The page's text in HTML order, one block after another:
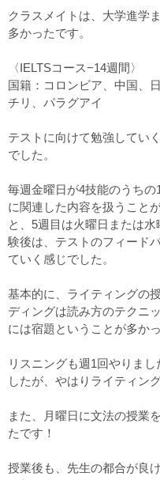
クラスメイトは、大学進学
多かったです。
〈IELTSコース−14週間〉
国籍：コロンビア、中国、
チリ、パラグアイ
テストに向けて勉強してい
でした。
毎週金曜日が4技能のうち
に関連した内容を扱うこと
と、5週目は火曜日または
験後は、テストのフィード
ていく感じでした。
基本的に、ライティングの
ディングは読み方のテクニ
には宿題ということが多かっ
リスニングも週1回やりま
したが、やはりライティン
また、月曜日に文法の授業
たです！
授業後も、先生の都合が良